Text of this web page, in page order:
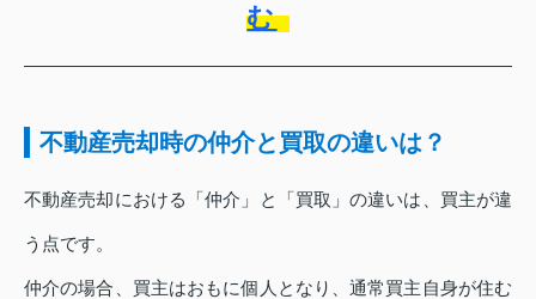
む
不動産売却時の仲介と買取の違いは？
不動産売却における「仲介」と「買取」の違いは、買主が違
う点です。
仲介の場合、買主はおもに個人となり、通常買主自身が住む